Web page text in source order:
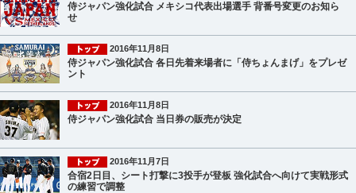
侍ジャパン強化試合 メキシコ代表出場選手 背番号変更のお知ら
せ
2016年11月8日
侍ジャパン強化試合 各日先着来場者に「侍ちょんまげ」をプレゼ
ント
2016年11月8日
侍ジャパン強化試合 当日券の販売が決定
2016年11月7日
合宿2日目、シート打撃に3投手が登板 強化試合へ向けて実戦形式
の練習で調整